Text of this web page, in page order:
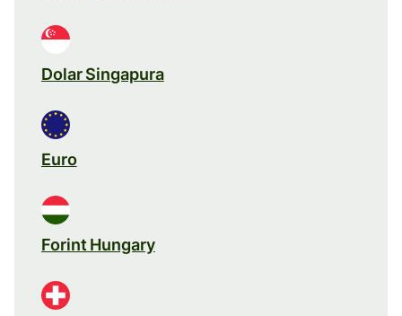
Dolar Singapura
Euro
Forint Hungary